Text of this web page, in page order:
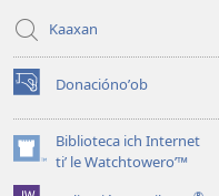
Kaaxan
Donaciónoʼob
(opens
new
window)Biblioteca ich Internet
tiʼ le Watchtoweroʼ™
(opens
new